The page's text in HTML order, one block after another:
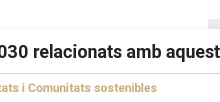
relacionats amb
i Comunitats sostenibles